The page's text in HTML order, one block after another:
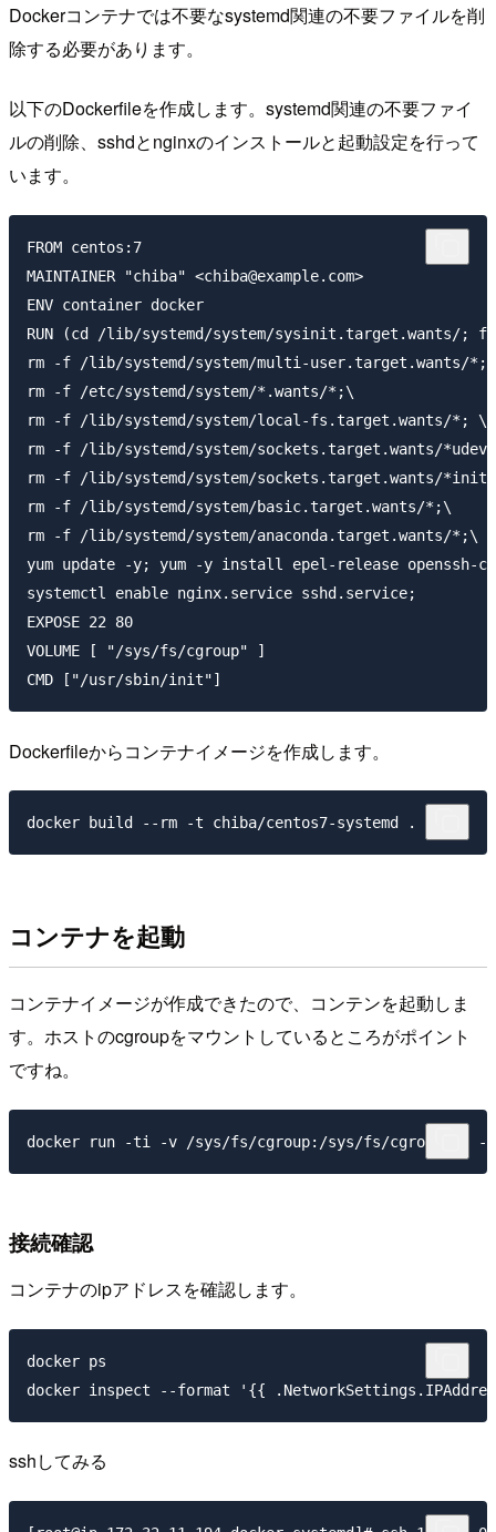
Dockerコンテナでは不要なsystemd関連の不要ファイルを削
除する必要があります。
以下のDockerfileを作成します。systemd関連の不要ファイ
ルの削除、sshdとnginxのインストールと起動設定を行って
います。
FROM centos:7
MAINTAINER "chiba" <chiba@example.com>
ENV container docker
RUN (cd /lib/systemd/system/
rm -f /lib/systemd/system/multi-user.target.wants/*;\
rm -f /etc/systemd/system/*.wants/*;\
rm -f /lib/systemd/system/local-fs.target.wants/*; \
rm -f /lib/systemd/system/sockets.target.wants/
rm -f /lib/systemd/system/sockets.target.wants/
rm -f /lib/systemd/system/basic.target.wants/*;\
rm -f /lib/systemd/system/anaconda.target.wants/*;\
yum update -y; yum -y install epel-release
systemctl enable nginx.service sshd.service;
EXPOSE 22 80
VOLUME [ "/sys/fs/cgroup" ]
Dockerfileからコンテナイメージを作成します。
コンテナを起動
コンテナイメージが作成できたので、コンテンを起動しま
す。ホストのcgroupをマウントしているところがポイント
ですね。
接続確認
コンテナのipアドレスを確認します。
docker ps
sshしてみる